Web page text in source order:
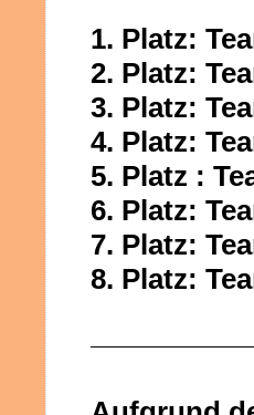
1. Platz:
2. Platz:
3. Platz:
4. Platz:
5. Platz :
6. Platz:
7. Platz:
8. Platz: